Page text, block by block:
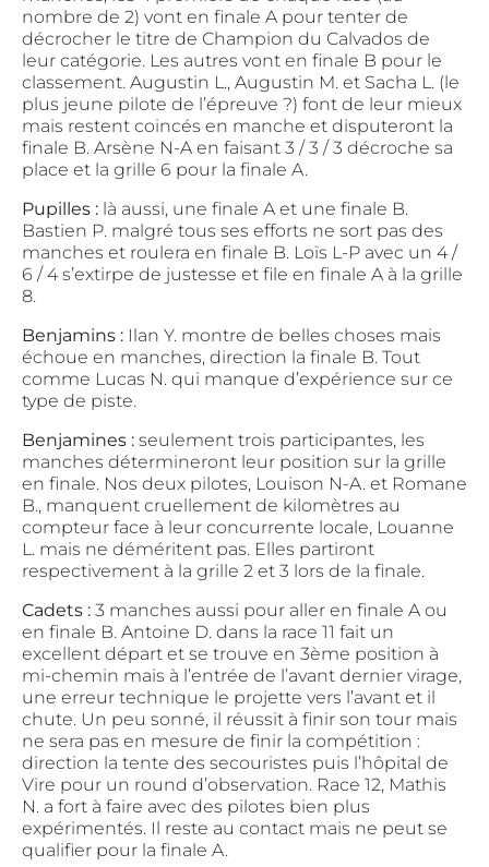
nombre de 2) vont en finale A pour tenter de
décrocher le titre de Champion du Calvados de
leur catégorie. Les autres vont en finale B pour le
classement. Augustin L., Augustin M. et Sacha L. (le
plus jeune pilote de l’épreuve ?) font de leur mieux
mais restent coincés en manche et disputeront la
finale B. Arsène N-A en faisant 3 / 3 / 3 décroche sa
place et la grille 6 pour la finale A.
Pupilles : là aussi, une finale A et une finale B.
Bastien P. malgré tous ses efforts ne sort pas des
manches et roulera en finale B. Loïs L-P avec un 4 /
6 / 4 s’extirpe de justesse et file en finale A à la grille
8.
Benjamins : Ilan Y. montre de belles choses mais
échoue en manches, direction la finale B. Tout
comme Lucas N. qui manque d’expérience sur ce
type de piste.
Benjamines : seulement trois participantes, les
manches détermineront leur position sur la grille
en finale. Nos deux pilotes, Louison N-A. et Romane
B., manquent cruellement de kilomètres au
compteur face à leur concurrente locale, Louanne
L. mais ne déméritent pas. Elles partiront
respectivement à la grille 2 et 3 lors de la finale.
Cadets : 3 manches aussi pour aller en finale A ou
en finale B. Antoine D. dans la race 11 fait un
excellent départ et se trouve en 3ème position à
mi-chemin mais à l’entrée de l’avant dernier virage,
une erreur technique le projette vers l’avant et il
chute. Un peu sonné, il réussit à finir son tour mais
ne sera pas en mesure de finir la compétition :
direction la tente des secouristes puis l’hôpital de
Vire pour un round d’observation. Race 12, Mathis
N. a fort à faire avec des pilotes bien plus
expérimentés. Il reste au contact mais ne peut se
qualifier pour la finale A.